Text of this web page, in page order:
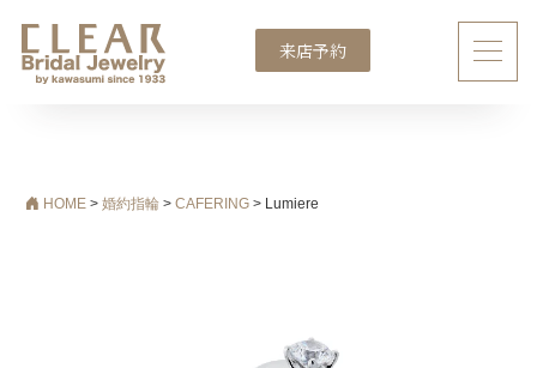
メインナビゲーション
来店予約
HOME> 婚約指輪 > CAFERING> Lumiere